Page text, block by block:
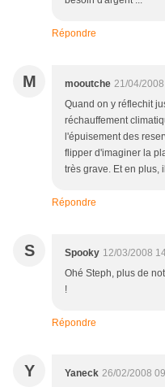
Répondre
M mooutche 21/04/
Quand on y réflechit
réchauffement
l'épuisement des
flipper d'imaginer la
très grave. Et en plus,
Répondre
S Spooky 12/03/2008
Ohé Steph, plus de
!
Répondre
Y Yaneck 26/02/2008